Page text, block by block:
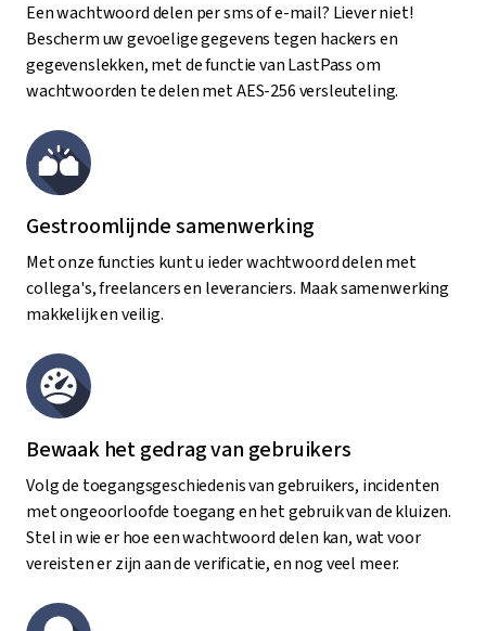
Een wachtwoord delen per sms of e-mail? Liever niet!
Bescherm uw gevoelige gegevens tegen hackers en
gegevenslekken, met de functie van LastPass om
wachtwoorden te delen met AES-256 versleuteling.
Gestroomlijnde samenwerking
Met onze functies kunt u ieder wachtwoord delen met
collega's, freelancers en leveranciers. Maak samenwerking
makkelijk en veilig.
Bewaak het gedrag van gebruikers
Volg de toegangsgeschiedenis van gebruikers, incidenten
met ongeoorloofde toegang en het gebruik van de kluizen.
Stel in wie er hoe een wachtwoord delen kan, wat voor
vereisten er zijn aan de verificatie, en nog veel meer.